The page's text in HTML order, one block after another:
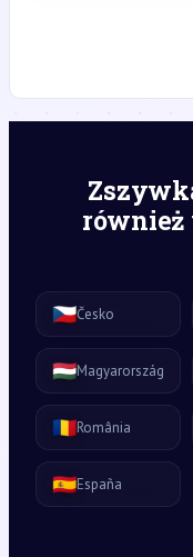
🇨🇿Česko
🇭🇺Magyarország
🇷🇴România
🇪🇸España